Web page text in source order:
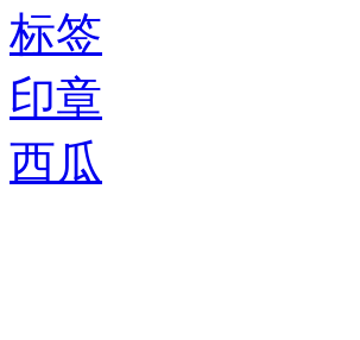
标签
印章
西瓜